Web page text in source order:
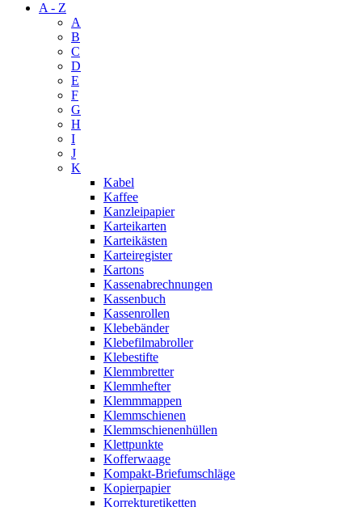
A - Z
A
B
C
D
E
F
G
H
I
J
K
Kabel
Kaffee
Kanzleipapier
Karteikarten
Karteikästen
Karteiregister
Kartons
Kassenabrechnungen
Kassenbuch
Kassenrollen
Klebebänder
Klebefilmabroller
Klebestifte
Klemmbretter
Klemmhefter
Klemmmappen
Klemmschienen
Klemmschienenhüllen
Klettpunkte
Kofferwaage
Kompakt-Briefumschläge
Kopierpapier
Korrekturetiketten